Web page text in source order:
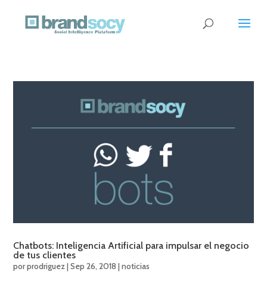
Chatbots: Inteligencia Artificial para impulsar el negocio
de tus clientes
porprodriguez|Sep 26, 2018 |noticias